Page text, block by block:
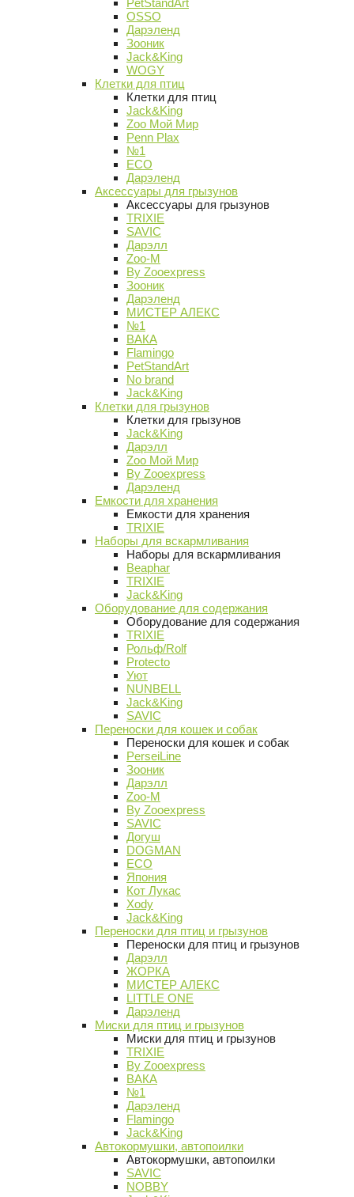
PetStandArt
OSSO
Дарэленд
Зооник
Jack&King
WOGY
Клетки для птиц
Клетки для птиц
Jack&King
Zoo Мой Мир
Penn Plax
№1
ECO
Дарэленд
Аксессуары для грызунов
Аксессуары для грызунов
TRIXIE
SAVIC
Дарэлл
Zoo-M
By Zooexpress
Зооник
Дарэленд
МИСТЕР АЛЕКС
№1
ВАКА
Flamingo
PetStandArt
No brand
Jack&King
Клетки для грызунов
Клетки для грызунов
Jack&King
Дарэлл
Zoo Мой Мир
By Zooexpress
Дарэленд
Емкости для хранения
Емкости для хранения
TRIXIE
Наборы для вскармливания
Наборы для вскармливания
Beaphar
TRIXIE
Jack&King
Оборудование для содержания
Оборудование для содержания
TRIXIE
Рольф/Rolf
Protecto
Уют
NUNBELL
Jack&King
SAVIC
Переноски для кошек и собак
Переноски для кошек и собак
PerseiLine
Зооник
Дарэлл
Zoo-M
By Zooexpress
SAVIC
Догуш
DOGMAN
ECO
Япония
Кот Лукас
Xody
Jack&King
Переноски для птиц и грызунов
Переноски для птиц и грызунов
Дарэлл
ЖОРКА
МИСТЕР АЛЕКС
LITTLE ONE
Дарэленд
Миски для птиц и грызунов
Миски для птиц и грызунов
TRIXIE
By Zooexpress
ВАКА
№1
Дарэленд
Flamingo
Jack&King
Автокормушки, автопоилки
Автокормушки, автопоилки
SAVIC
NOBBY